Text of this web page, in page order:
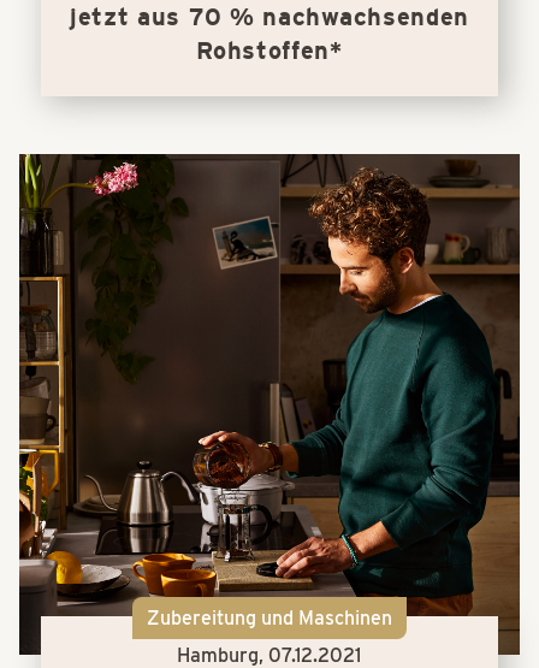
jetzt aus 70 % nachwachsenden
Rohstoffen*
Zubereitung und Maschinen
Hamburg, 07.12.2021